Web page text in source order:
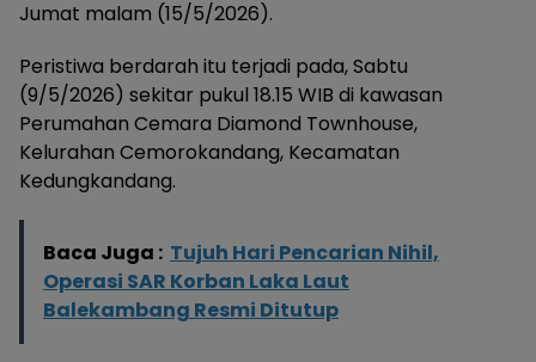
Jumat malam (15/5/2026).
Peristiwa berdarah itu terjadi pada, Sabtu
(9/5/2026) sekitar pukul 18.15 WIB di kawasan
Perumahan Cemara Diamond Townhouse,
Kelurahan Cemorokandang, Kecamatan
Kedungkandang.
Baca Juga : Tujuh Hari Pencarian Nihil,
Operasi SAR Korban Laka Laut
Balekambang Resmi Ditutup